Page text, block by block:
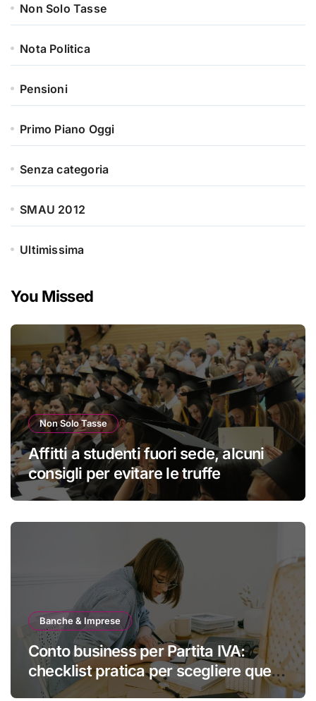
Non Solo Tasse
Nota Politica
Pensioni
Primo Piano Oggi
Senza categoria
SMAU 2012
Ultimissima
You Missed
Non Solo Tasse
Affitti a studenti fuori sede, alcuni
consigli per evitare le truffe
Banche & Imprese
Conto business per Partita IVA:
checklist pratica per scegliere quello
giusto